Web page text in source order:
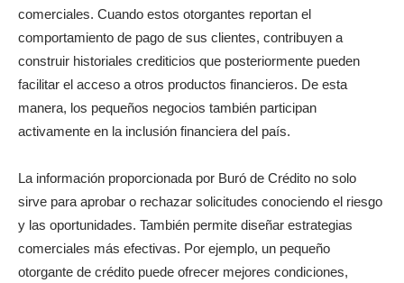
comerciales. Cuando estos otorgantes reportan el
comportamiento de pago de sus clientes, contribuyen a
construir historiales crediticios que posteriormente pueden
facilitar el acceso a otros productos financieros. De esta
manera, los pequeños negocios también participan
activamente en la inclusión financiera del país.
La información proporcionada por Buró de Crédito no solo
sirve para aprobar o rechazar solicitudes conociendo el riesgo
y las oportunidades. También permite diseñar estrategias
comerciales más efectivas. Por ejemplo, un pequeño
otorgante de crédito puede ofrecer mejores condiciones,